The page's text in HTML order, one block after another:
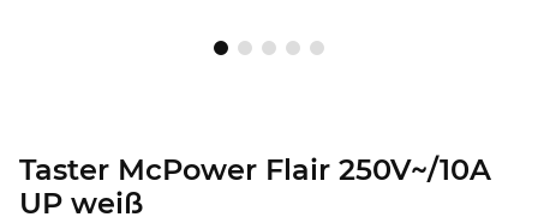
Taster McPower Flair 250V~/10A
UP weiß